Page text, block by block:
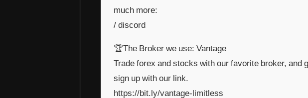
much more:
/ discord
🏆The Broker we use: Vantage
Trade forex and stocks with our favorite broker, and
sign up with our link.
https://bit.ly/vantage-limitless